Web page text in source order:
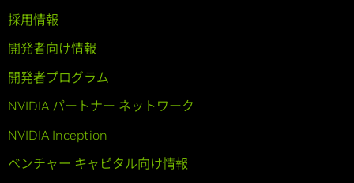
採用情報
開発者向け情報
開発者プログラム
NVIDIA パートナー ネットワーク
NVIDIA Inception
ベンチャー キャピタル向け情報